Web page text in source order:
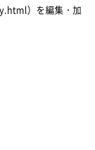
）を編集・加